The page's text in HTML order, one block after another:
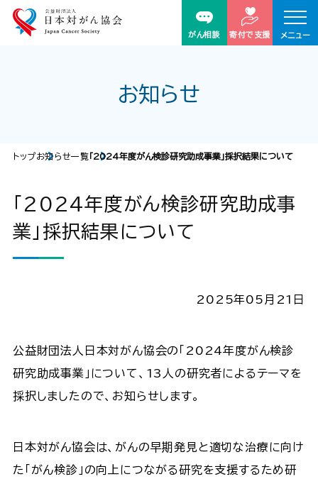
がん相談 寄付で支援 メニュー
お知らせ
トップお知らせ一覧 「2024年度がん検診研究助成事業」採択結果について​
「2024年度がん検診研究助成事
業」採択結果について​
2025年05月21日
公益財団法人日本対がん協会の「2024年度がん検診
研究助成事業」について、13人の研究者によるテーマを
採択しましたので、お知らせします。​
日本対がん協会は、がんの早期発見と適切な治療に向け
た「がん検診」の向上につながる研究を支援するため研